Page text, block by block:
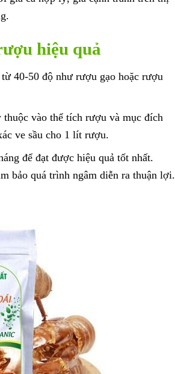
hiệu quả
40-50 độ như rượu gạo hoặc rượu
vào thể tích rượu và mục đích
ve sầu cho 1 lít rượu.
để đạt được hiệu quả tốt nhất.
bảo quá trình ngâm diễn ra thuận lợi.